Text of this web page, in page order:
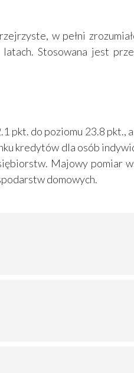
w pełni
Stosowana jest
pkt. do poziomu 23.8 pkt.,
kredytów dla osób
Majowy pomiar
domowych.